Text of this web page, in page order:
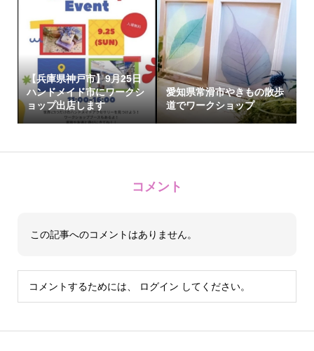
【兵庫県神戸市】9月25日
ハンドメイド市にワークシ
ョップ出店します
愛知県常滑市やきもの散歩
道でワークショップ
コメント
この記事へのコメントはありません。
コメントするためには、 ログイン してください。